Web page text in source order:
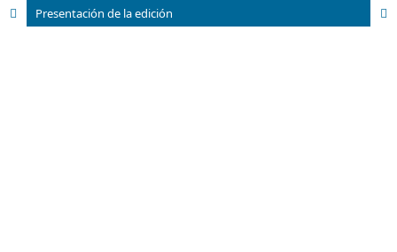
Presentación de la edición